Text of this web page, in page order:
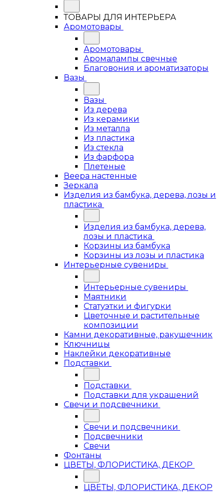
ТОВАРЫ ДЛЯ ИНТЕРЬЕРА
Аромотовары
Аромотовары
Аромалампы свечные
Благовония и ароматизаторы
Вазы
Вазы
Из дерева
Из керамики
Из металла
Из пластика
Из стекла
Из фарфора
Плетеные
Веера настенные
Зеркала
Изделия из бамбука, дерева, лозы и
пластика
Изделия из бамбука, дерева,
лозы и пластика
Корзины из бамбука
Корзины из лозы и пластика
Интерьерные сувениры
Интерьерные сувениры
Маятники
Статуэтки и фигурки
Цветочные и растительные
композиции
Камни декоративные, ракушечник
Ключницы
Наклейки декоративные
Подставки
Подставки
Подставки для украшений
Свечи и подсвечники
Свечи и подсвечники
Подсвечники
Свечи
Фонтаны
ЦВЕТЫ, ФЛОРИСТИКА, ДЕКОР
ЦВЕТЫ, ФЛОРИСТИКА, ДЕКОР